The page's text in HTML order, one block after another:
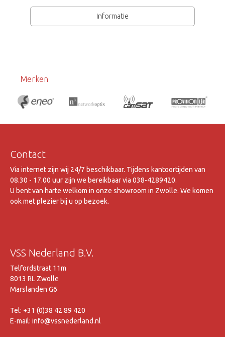
Informatie
Merken
Contact
Via internet zijn wij 24/7 beschikbaar. Tijdens kantoortijden van
08.30 - 17.00 uur zijn we bereikbaar via 038-4289420.
U bent van harte welkom in onze showroom in Zwolle. We komen
ook met plezier bij u op bezoek.
VSS Nederland B.V.
Telfordstraat 11m
8013 RL Zwolle
Marslanden G6
Tel: +31 (0)38 42 89 420
E-mail: info@vssnederland.nl